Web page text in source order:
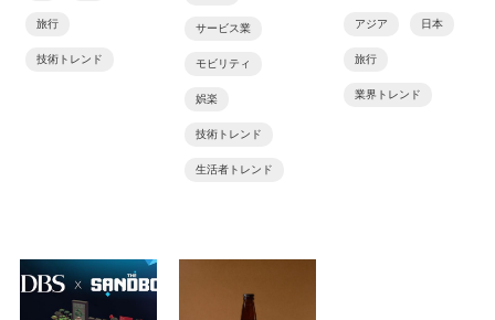
旅行
技術トレンド
サービス業
モビリティ
娯楽
技術トレンド
生活者トレンド
アジア 日本
旅行
業界トレンド